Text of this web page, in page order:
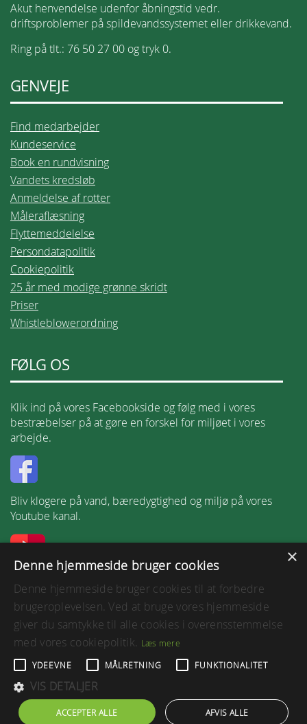
Akut henvendelse udenfor åbningstid vedr.
driftsproblemer på spildevandssystemet eller drikkevand.
Ring på tlt.: 76 50 27 00 og tryk 0.
GENVEJE
Find medarbejder
Kundeservice
Book en rundvisning
Vandets kredsløb
Anmeldelse af rotter
Måleraflæsning
Flyttemeddelelse
Persondatapolitik
Cookiepolitik
25 år med modige grønne skridt
Priser
Whistleblowerordning
FØLG OS
Klik ind på vores Facebookside og følg med i vores
bestræbelser på at gøre en forskel for miljøet i vores
arbejde.
Bliv klogere på vand, bæredygtighed og miljø på vores
Youtube kanal.
Vejledning til at få læst hjemmesiden op
×
Denne hjemmeside bruger cookies
Denne hjemmeside bruger cookies til at forbedre
brugeroplevelsen. Ved at bruge vores hjemmeside
giver du samtykke til alle cookies i overensstemmelse
med vores cookiepolitik. Læs mere
YDEEVNE
MÅLRETNING FUNKTIONALITET
VIS DETALJER
ACCEPTER ALLE AFVIS ALLE